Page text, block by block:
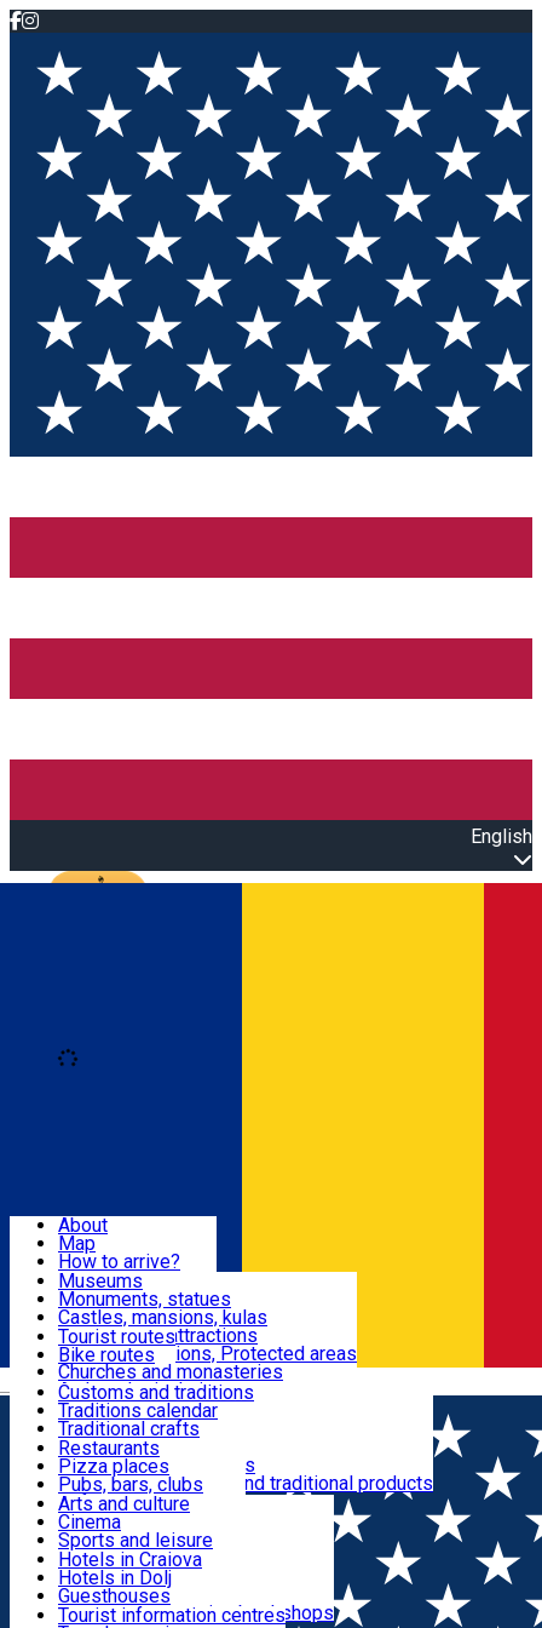
English
Română
Attractions
Routes
Customs, Traditions
Food & Drinks
Leisure & Fun
Accommodation
Useful
About
Map
How to arrive?
Recommendations
Tourist attractions
News
Museums
Monuments, statues
Castles, mansions, kulas
Architectural attractions
Natural attractions, Protected areas
Churches and monasteries
Archaeological sites
Parks and gardens
Tourist routes
Bike routes
Customs and traditions
Traditions calendar
Traditional crafts
Traditional cuisine
Wineries and vineyards
Local manufacturers and traditional products
Restaurants
Pizza places
Pubs, bars, clubs
Cafes and teahouses
Sweets and ice cream
Fast-food
Arts and culture
Cinema
Sports and leisure
Horse riding
Swimming pools
Zoo
Shopping, souvenirs, bookshops
Hotels in Craiova
Hotels in Dolj
Guesthouses
Villas
Tourist information centres